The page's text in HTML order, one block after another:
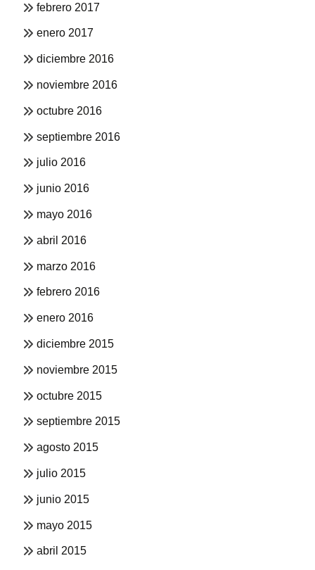
febrero 2017
enero 2017
diciembre 2016
noviembre 2016
octubre 2016
septiembre 2016
julio 2016
junio 2016
mayo 2016
abril 2016
marzo 2016
febrero 2016
enero 2016
diciembre 2015
noviembre 2015
octubre 2015
septiembre 2015
agosto 2015
julio 2015
junio 2015
mayo 2015
abril 2015